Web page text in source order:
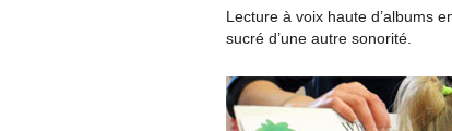
Lecture à voix haute d’albums
sucré d’une autre sonorité.